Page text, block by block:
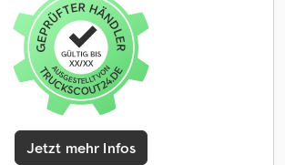
kaufrechtlichen Sinne dar. Ausschlaggebend
gemäß Kaufvertrag. Unser Angebot ist
TÜV-Abnahme. Falls neue TÜV-Abnahme
wir Ihnen gerne ein Angebot unserer
Fahrzeug kann mit Werbung beklebt
sein. Es gelten unsere allgemeinen Liefer-
Jetzt mehr Infos